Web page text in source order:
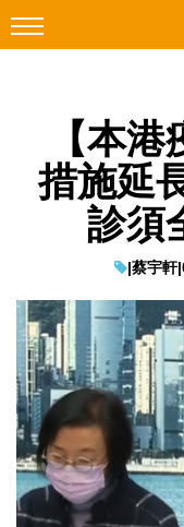
Facebook
科技焦點
教學評測
EduTech
IT Times
生成式AI與雲端應用
Enterprise Digital
特集
【本
措施延
診須
|蔡宇軒|